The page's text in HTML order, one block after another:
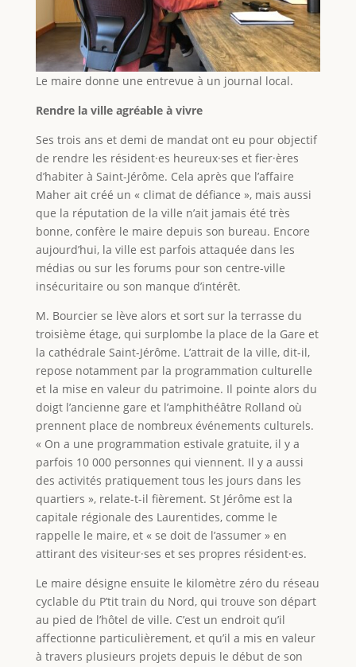
Le maire donne une entrevue à un journal local.
Rendre la ville agréable à vivre
Ses trois ans et demi de mandat ont eu pour objectif
de rendre les résident·es heureux·ses et fier·ères
d’habiter à Saint-Jérôme. Cela après que l’affaire
Maher ait créé un « climat de défiance », mais aussi
que la réputation de la ville n’ait jamais été très
bonne, confère le maire depuis son bureau. Encore
aujourd’hui, la ville est parfois attaquée dans les
médias ou sur les forums pour son centre-ville
insécuritaire ou son manque d’intérêt.
M. Bourcier se lève alors et sort sur la terrasse du
troisième étage, qui surplombe la place de la Gare et
la cathédrale Saint-Jérôme. L’attrait de la ville, dit-il,
repose notamment par la programmation culturelle
et la mise en valeur du patrimoine. Il pointe alors du
doigt l’ancienne gare et l’amphithéâtre Rolland où
prennent place de nombreux événements culturels.
« On a une programmation estivale gratuite, il y a
parfois 10 000 personnes qui viennent. Il y a aussi
des activités pratiquement tous les jours dans les
quartiers », relate-t-il fièrement. St Jérôme est la
capitale régionale des Laurentides, comme le
rappelle le maire, et « se doit de l’assumer » en
attirant des visiteur·ses et ses propres résident·es.
Le maire désigne ensuite le kilomètre zéro du réseau
cyclable du P’tit train du Nord, qui trouve son départ
au pied de l’hôtel de ville. C’est un endroit qu’il
affectionne particulièrement, et qu’il a mis en valeur
à travers plusieurs projets depuis le début de son